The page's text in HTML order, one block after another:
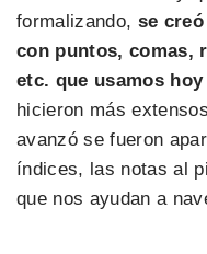
formalizando, se
con puntos, comas,
etc. que usamos
hicieron más
avanzó se fueron
índices, las notas al
que nos ayudan a